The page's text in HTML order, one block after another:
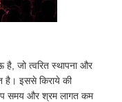
है, जो त्वरित स्थापना और
है। इससे किराये की
समय और श्रम लागत कम